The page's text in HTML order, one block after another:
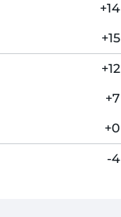
+14
+15
+12
+7
+0
-4